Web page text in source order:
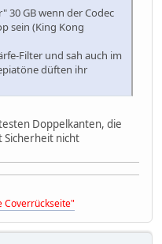
30 GB wenn der Codec
sein (King Kong
Filter und sah auch im
düften ihr
Doppelkanten, die
Sicherheit nicht
Coverrückseite"